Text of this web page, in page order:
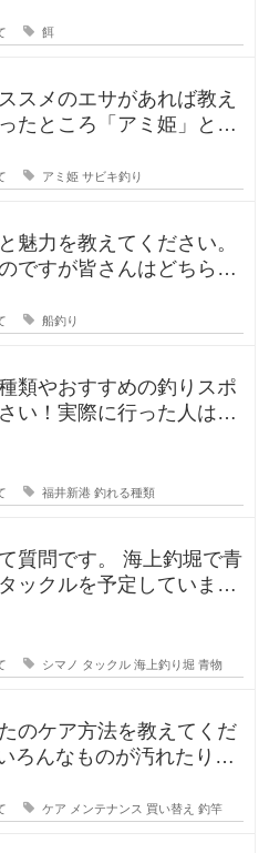
餌
スメのエサがあれば教え
たところ「アミ姫」とい
アミ姫 サビキ釣り
魅力を教えてください。
ですが皆さんはどちらが
船釣り
類やおすすめの釣りスポ
い！実際に行った人はど
福井新港 釣れる種類
。 海上釣堀で青
ックルを予定していま
シマノ タックル 海上釣り堀 青物
のケア方法を教えてくだ
ケア メンテナンス 買い替え 釣竿